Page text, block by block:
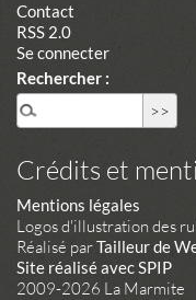
Contact
RSS 2.0
Se connecter
Rechercher :
Crédits et
Mentions légales
Logos d'illustration des
Réalisé parTailleur de
Site réalisé avec SPIP
2009-2026 La Marmite